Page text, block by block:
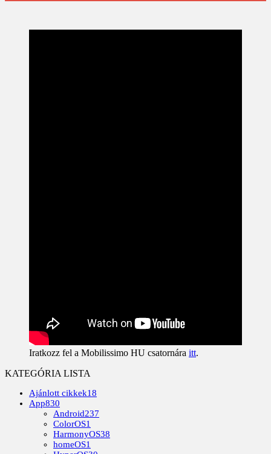
Iratkozz fel a Mobilissimo HU csatornára itt.
KATEGÓRIA LISTA
Ajánlott cikkek18
App830
Android237
ColorOS1
HarmonyOS38
homeOS1